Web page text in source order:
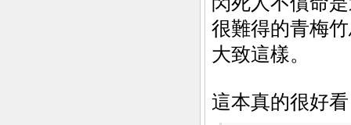
很難得的青梅
大致這樣。
這本真的很好